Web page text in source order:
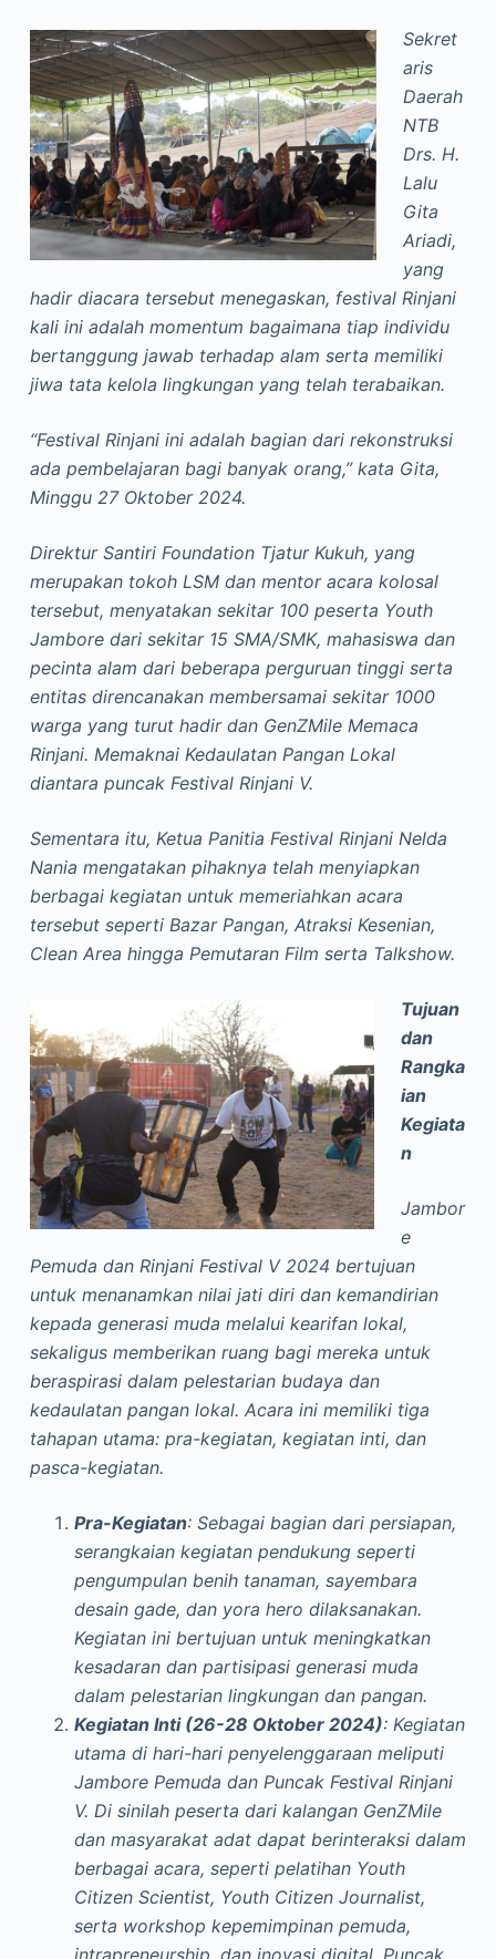
Sekret
aris
Daerah
NTB
Drs. H.
Lalu
Gita
Ariadi,
yang
hadir diacara tersebut menegaskan, festival Rinjani
kali ini adalah momentum bagaimana tiap individu
bertanggung jawab terhadap alam serta memiliki
jiwa tata kelola lingkungan yang telah terabaikan.
“Festival Rinjani ini adalah bagian dari rekonstruksi
ada pembelajaran bagi banyak orang,” kata Gita,
Minggu 27 Oktober 2024.
Direktur Santiri Foundation Tjatur Kukuh, yang
merupakan tokoh LSM dan mentor acara kolosal
tersebut, menyatakan sekitar 100 peserta Youth
Jambore dari sekitar 15 SMA/SMK, mahasiswa dan
pecinta alam dari beberapa perguruan tinggi serta
entitas direncanakan membersamai sekitar 1000
warga yang turut hadir dan GenZMile Memaca
Rinjani. Memaknai Kedaulatan Pangan Lokal
diantara puncak Festival Rinjani V.
Sementara itu, Ketua Panitia Festival Rinjani Nelda
Nania mengatakan pihaknya telah menyiapkan
berbagai kegiatan untuk memeriahkan acara
tersebut seperti Bazar Pangan, Atraksi Kesenian,
Clean Area hingga Pemutaran Film serta Talkshow.
Tujuan
dan
Rangka
ian
Kegiata
n
Jambor
e
Pemuda dan Rinjani Festival V 2024 bertujuan
untuk menanamkan nilai jati diri dan kemandirian
kepada generasi muda melalui kearifan lokal,
sekaligus memberikan ruang bagi mereka untuk
beraspirasi dalam pelestarian budaya dan
kedaulatan pangan lokal. Acara ini memiliki tiga
tahapan utama: pra-kegiatan, kegiatan inti, dan
pasca-kegiatan.
Pra-Kegiatan: Sebagai bagian dari persiapan,
serangkaian kegiatan pendukung seperti
pengumpulan benih tanaman, sayembara
desain gade, dan yora hero dilaksanakan.
Kegiatan ini bertujuan untuk meningkatkan
kesadaran dan partisipasi generasi muda
dalam pelestarian lingkungan dan pangan.
Kegiatan Inti (26-28 Oktober 2024): Kegiatan
utama di hari-hari penyelenggaraan meliputi
Jambore Pemuda dan Puncak Festival Rinjani
V. Di sinilah peserta dari kalangan GenZMile
dan masyarakat adat dapat berinteraksi dalam
berbagai acara, seperti pelatihan Youth
Citizen Scientist, Youth Citizen Journalist,
serta workshop kepemimpinan pemuda,
intrapreneurship, dan inovasi digital. Puncak